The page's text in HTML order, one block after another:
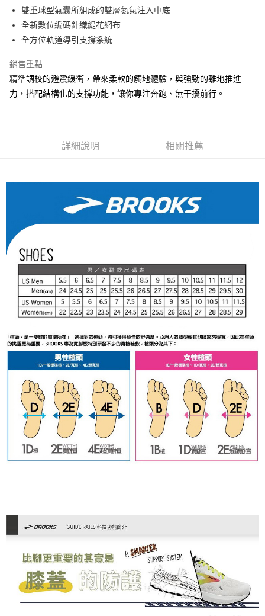
全家取貨付款
每筆NT$60，滿NT$1,000(含以上)免運費
每筆NT$60，滿NT$1,000(含以上)免運費
宅配
雙重球型氣囊所組成的雙層氮氣注入中底
全新數位編碼針織緹花網布
全方位軌道導引支撐系統
銷售重點
精準調校的避震緩衝，帶來柔軟的觸地體驗，與強勁的離地推進
力，搭配結構化的支撐功能，讓你專注奔跑、無干擾前行。
詳細說明 相關推薦